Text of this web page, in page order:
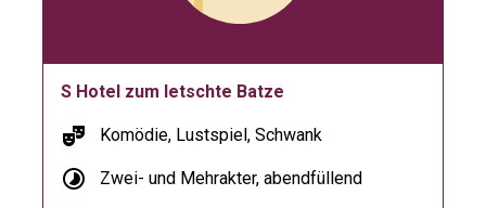
S Hotel zum letschte Batze
theater_comedy Komödie, Lustspiel, Schwank
timelapse Zwei- und Mehrakter, abendfüllend